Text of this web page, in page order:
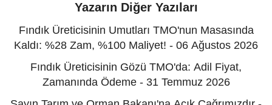
Yazarın Diğer Yazıları
Fındık Üreticisinin Umutları TMO'nun Masasında
Kaldı: %28 Zam, %100 Maliyet! - 06 Ağustos 2026
Fındık Üreticisinin Gözü TMO'da: Adil Fiyat,
Zamanında Ödeme - 31 Temmuz 2026